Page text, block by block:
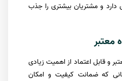
دارد و مشتریان بیشتری را جذب
و قابل اعتماد از اهمیت زیادی
که ضمانت کیفیت و امکان